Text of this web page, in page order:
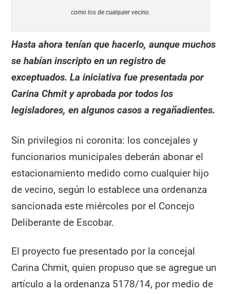
como los de cualquier vecino.
Hasta ahora tenían que hacerlo, aunque muchos
se habían inscripto en un registro de
exceptuados. La iniciativa fue presentada por
Carina Chmit y aprobada por todos los
legisladores, en algunos casos a regañadientes.
Sin privilegios ni coronita: los concejales y
funcionarios municipales deberán abonar el
estacionamiento medido como cualquier hijo
de vecino, según lo establece una ordenanza
sancionada este miércoles por el Concejo
Deliberante de Escobar.
El proyecto fue presentado por la concejal
Carina Chmit, quien propuso que se agregue un
artículo a la ordenanza 5178/14, por medio de